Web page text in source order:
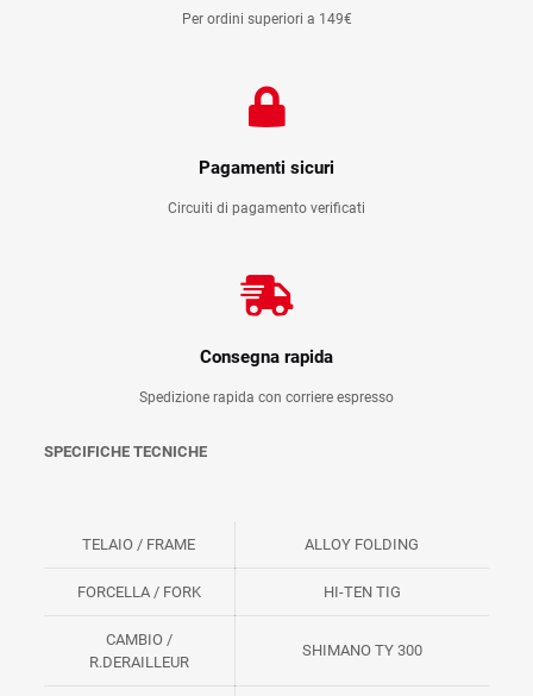
Per ordini superiori a 149€
Pagamenti sicuri
Circuiti di pagamento verificati
Consegna rapida
Spedizione rapida con corriere espresso
SPECIFICHE TECNICHE
TELAIO / FRAME ALLOY FOLDING
FORCELLA / FORK HI-TEN TIG
CAMBIO /
R.DERAILLEUR
SHIMANO TY 300